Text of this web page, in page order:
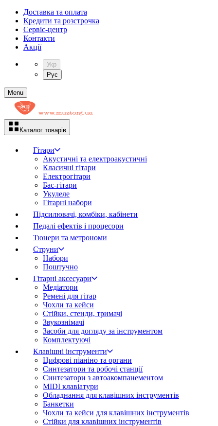
Доставка та оплата
Кредити та розстрочка
Сервіc-центр
Контакти
Акції
Укр
Рус
Menu
Каталог товарів
Гітари
Акустичні та електроакустичні
Класичні гітари
Електрогітари
Бас-гітари
Укулеле
Гітарні набори
Підсилювачі, комбіки, кабінети
Педалі ефектів і процесори
Тюнери та метрономи
Струни
Набори
Поштучно
Гітарні аксесуари
Медіатори
Ремені для гітар
Чохли та кейси
Стійки, стенди, тримачі
Звукознімачі
Засоби для догляду за інструментом
Комплектуючі
Клавішні інструменти
Цифрові піаніно та органи
Синтезатори та робочі станції
Синтезатори з автоакомпанементом
MIDI клавіатури
Обладнання для клавішних інструментів
Банкетки
Чохли та кейси для клавішних інструментів
Стійки для клавішних інструментів